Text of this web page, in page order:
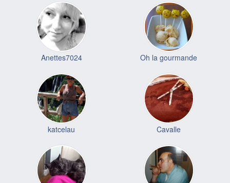
Anettes7024 Oh la gourmande
katcelau Cavalle